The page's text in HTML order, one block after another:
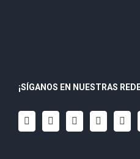
¡SÍGANOS EN NUESTRAS